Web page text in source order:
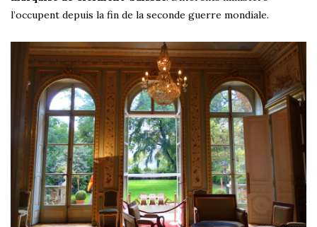
l’occupent depuis la fin de la seconde guerre mondiale.